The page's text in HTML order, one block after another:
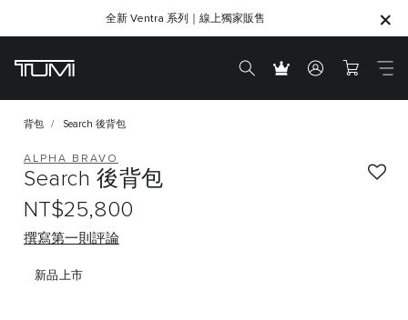
SHOP GIFTS
SHOP GIFTS
全新 Ventra 系列｜線上獨家販售
背包 Search 後背包
新品上市
ALPHA BRAVO
Search 後背包
NT$25,800
撰寫第一則評論